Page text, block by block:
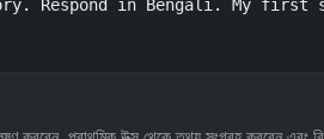
Respond in Bengali. My first